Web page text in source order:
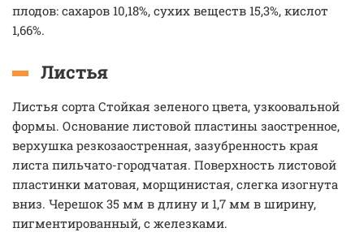
плодов: сахаров 10,18%, сухих веществ 15,3%, кислот
1,66%.
Листья
Листья сорта Стойкая зеленого цвета, узкоовальной
формы. Основание листовой пластины заостренное,
верхушка резкозаостренная, зазубренность края
листа пильчато-городчатая. Поверхность листовой
пластинки матовая, морщинистая, слегка изогнута
вниз. Черешок 35 мм в длину и 1,7 мм в ширину,
пигментированный, с железками.